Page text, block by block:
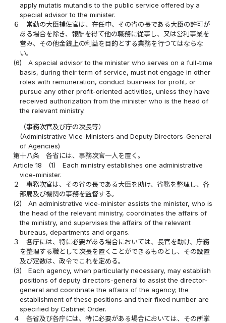
apply mutatis mutandis to the public service offered by a
special advisor to the minister.
６
常勤の大臣補佐官は、在任中、その省の長である大臣の許可が
ある場合を除き、報酬を得て他の職務に従事し、又は営利事業を
営み、その他金銭上の利益を目的とする業務を行つてはならな
い。
(6)
A special advisor to the minister who serves on a full-time
basis, during their term of service, must not engage in other
roles with remuneration, conduct business for profit, or
pursue any other profit-oriented activities, unless they have
received authorization from the minister who is the head of
the relevant ministry.
（事務次官及び庁の次長等）
(Administrative Vice-Ministers and Deputy Directors-General
of Agencies)
第十八条
各省には、事務次官一人を置く。
Article 18
(1)
Each ministry establishes one administrative
vice-minister.
２
事務次官は、その省の長である大臣を助け、省務を整理し、各
部局及び機関の事務を監督する。
(2)
An administrative vice-minister assists the minister, who is
the head of the relevant ministry, coordinates the affairs of
the ministry, and supervises the affairs of the relevant
bureaus, departments and organs.
３
各庁には、特に必要がある場合においては、長官を助け、庁務
を整理する職として次長を置くことができるものとし、その設置
及び定数は、政令でこれを定める。
(3)
Each agency, when particularly necessary, may establish
positions of deputy directors-general to assist the director-
general and coordinate the affairs of the agency; the
establishment of these positions and their fixed number are
specified by Cabinet Order.
４
各省及び各庁には、特に必要がある場合においては、その所掌